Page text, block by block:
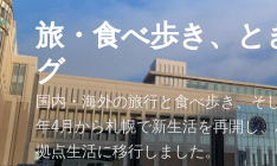
コ
ン
テ
ン
ツ
へ
旅・食べ歩き、
グ
国内・海外の旅行と食べ歩き、そ
年4月から札幌で新生活を再開し
拠点生活に移行しました。